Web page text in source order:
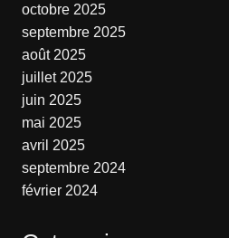
octobre 2025
septembre 2025
août 2025
juillet 2025
juin 2025
mai 2025
avril 2025
septembre 2024
février 2024